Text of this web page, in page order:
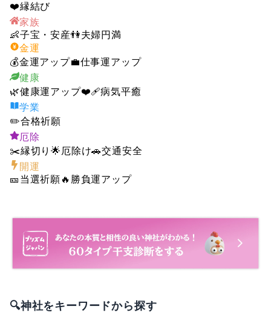
❤️縁結び
家族
👶子宝・安産👫夫婦円満
金運
💰金運アップ💼仕事運アップ
健康
🌿健康運アップ❤️‍🩹病気平癒
学業
✏️合格祈願
厄除
✂️縁切り🌟厄除け🚗交通安全
開運
🎫 当選祈願 🔥 勝負運アップ
🔍神社をキーワードから探す